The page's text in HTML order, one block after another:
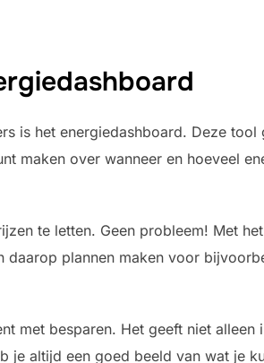
is het energiedashboard. Deze tool
maken over wanneer en hoeveel
te letten. Geen probleem! Met het
daarop plannen maken voor
met besparen. Het geeft niet alleen
je altijd een goed beeld van wat je